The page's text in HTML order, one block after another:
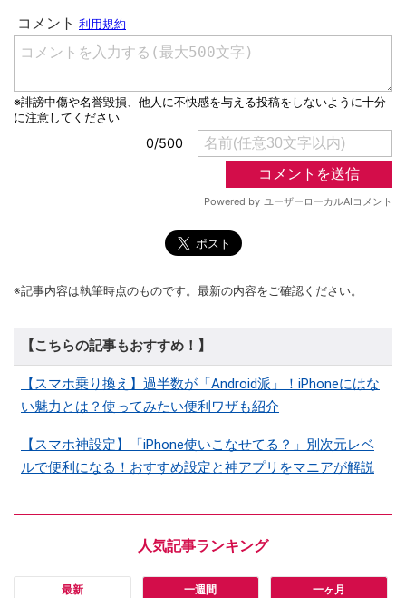
※記事内容は執筆時点のものです。最新の内容をご確認ください。
【こちらの記事もおすすめ！】
【スマホ乗り換え】過半数が「Android派」！iPhoneにはな
い魅力とは？使ってみたい便利ワザも紹介
【スマホ神設定】「iPhone使いこなせてる？」別次元レベ
ルで便利になる！おすすめ設定と神アプリをマニアが解説
最新 一週間 一ヶ月